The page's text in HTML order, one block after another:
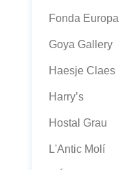
Fonda Europa
Goya Gallery
Haesje Claes
Harry’s
Hostal Grau
L'Antic Molí